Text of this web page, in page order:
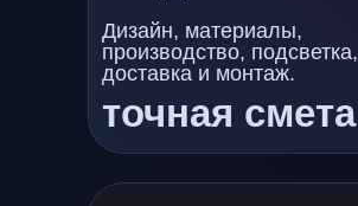
точная смета
Дизайн, материалы,
производство, подсветка,
доставка и монтаж.